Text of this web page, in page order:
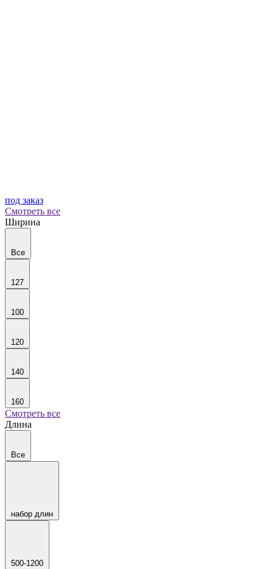
под заказ
Смотреть все
Ширина
Все
127
100
120
140
160
Смотреть все
Длина
Все
набор длин
500-1200